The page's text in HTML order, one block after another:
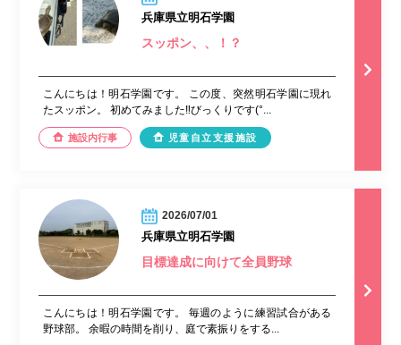
兵庫県立明石学園
スッポン、、！？
こんにちは！明石学園です。 この度、突然明石学園に現れ
たスッポン。 初めてみました‼︎びっくりです(°...
施設内行事 児童自立支援施設
2026/07/01
兵庫県立明石学園
目標達成に向けて全員野球
こんにちは！明石学園です。 毎週のように練習試合がある
野球部。 余暇の時間を削り、庭で素振りをする...